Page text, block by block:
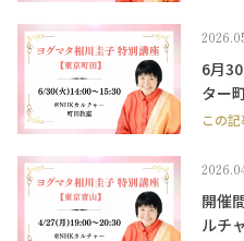
6月
ター
この
開催
ルチ